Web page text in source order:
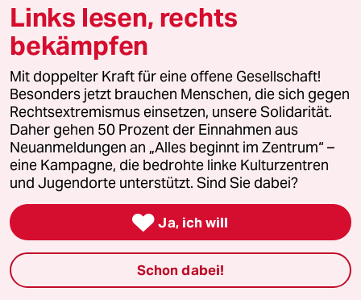
Politik
Öko
Gesellschaft
Kultur
Sport
Berlin
Nord
Links lesen, rechts
bekämpfen
Mit doppelter Kraft für eine offene Gesellschaft!
Besonders jetzt brauchen Menschen, die sich gegen
Rechtsextremismus einsetzen, unsere Solidarität.
Daher gehen 50 Prozent der Einnahmen aus
Neuanmeldungen an „Alles beginnt im Zentrum“ –
eine Kampagne, die bedrohte linke Kulturzentren
und Jugendorte unterstützt. Sind Sie dabei?
 Ja, ich will
Schon dabei!